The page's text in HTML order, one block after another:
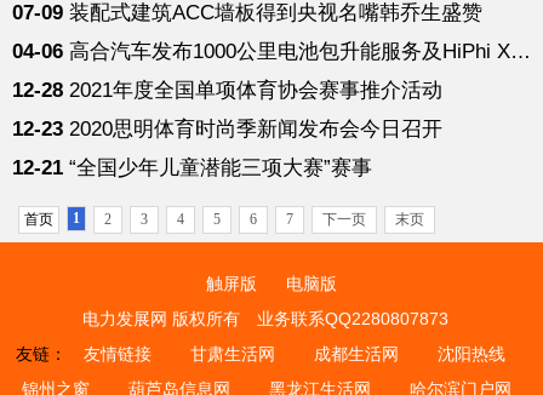
07-09 装配式建筑ACC墙板得到央视名嘴韩乔生盛赞
04-06 高合汽车发布1000公里电池包升能服务及HiPhi X四车型开启预订
12-28 2021年度全国单项体育协会赛事推介活动
12-23 2020思明体育时尚季新闻发布会今日召开
12-21 “全国少年儿童潜能三项大赛”赛事
首页 1 2 3 4 5 6 7 下一页 末页
触屏版
电脑版
电力发展网 版权所有
业务联系QQ2280807873
友链：
友情链接 甘肃生活网 成都生活网
沈阳热线
锦州之窗
葫芦岛信息网 黑龙江生活网 哈尔滨门户网